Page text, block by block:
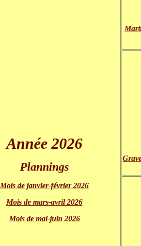
Année 2026
Plannings
Mois de janvier-février 2026
Mois de mars-avril 2026
Mois de mai-juin 2026